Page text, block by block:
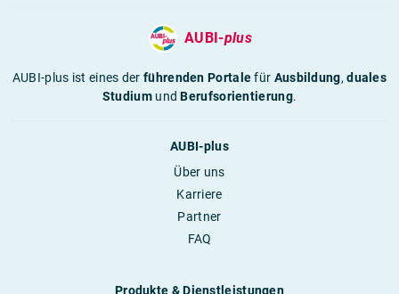
AUBI-plus
AUBI-plus ist eines derführenden Portalefür Ausbildung,duales
StudiumundBerufsorientierung.
AUBI-plus
Über uns
Karriere
Partner
FAQ
Produkte & Dienstleistungen